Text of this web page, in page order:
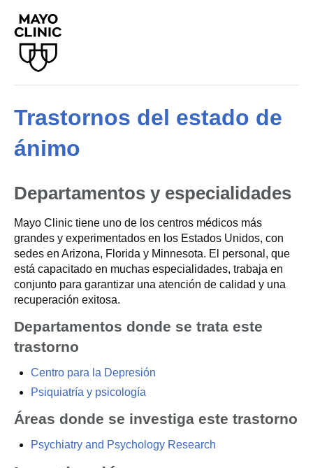
Trastornos del estado de
ánimo
Departamentos y especialidades
Mayo Clinic tiene uno de los centros médicos más
grandes y experimentados en los Estados Unidos, con
sedes en Arizona, Florida y Minnesota. El personal, que
está capacitado en muchas especialidades, trabaja en
conjunto para garantizar una atención de calidad y una
recuperación exitosa.
Departamentos donde se trata este
trastorno
Centro para la Depresión
Psiquiatría y psicología
Áreas donde se investiga este trastorno
Psychiatry and Psychology Research